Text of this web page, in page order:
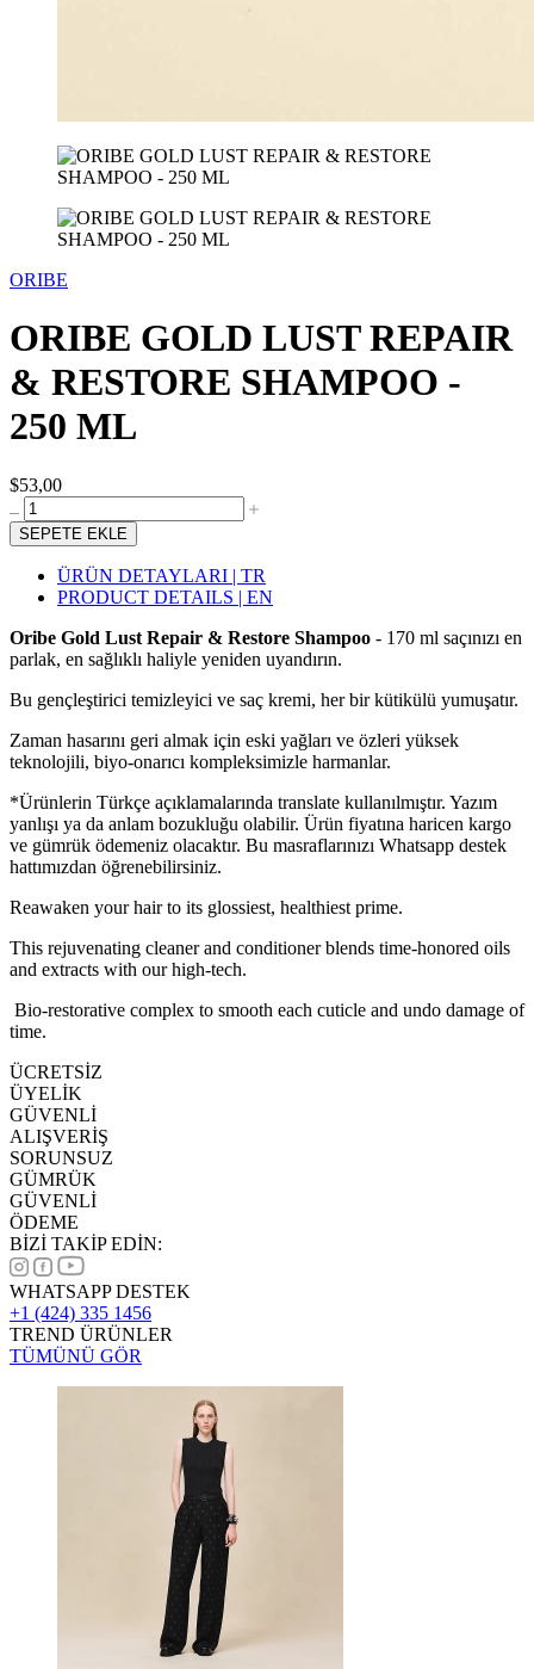
ORIBE
ORIBE GOLD LUST REPAIR
& RESTORE SHAMPOO -
250 ML
$53,00
SEPETE EKLE
ÜRÜN DETAYLARI | TR
PRODUCT DETAILS | EN
Oribe Gold Lust Repair & Restore Shampoo - 170 ml saçınızı en
parlak, en sağlıklı haliyle yeniden uyandırın.
Bu gençleştirici temizleyici ve saç kremi, her bir kütikülü yumuşatır.
Zaman hasarını geri almak için eski yağları ve özleri yüksek
teknolojili, biyo-onarıcı kompleksimizle harmanlar.
*Ürünlerin Türkçe açıklamalarında translate kullanılmıştır. Yazım
yanlışı ya da anlam bozukluğu olabilir. Ürün fiyatına haricen kargo
ve gümrük ödemeniz olacaktır. Bu masraflarınızı Whatsapp destek
hattımızdan öğrenebilirsiniz.
Reawaken your hair to its glossiest, healthiest prime.
This rejuvenating cleaner and conditioner blends time-honored oils
and extracts with our high-tech.
Bio-restorative complex to smooth each cuticle and undo damage of
time.
ÜCRETSİZ
ÜYELİK
GÜVENLİ
ALIŞVERİŞ
SORUNSUZ
GÜMRÜK
GÜVENLİ
ÖDEME
BİZİ TAKİP EDİN:
WHATSAPP DESTEK
+1 (424) 335 1456
TREND ÜRÜNLER
TÜMÜNÜ GÖR